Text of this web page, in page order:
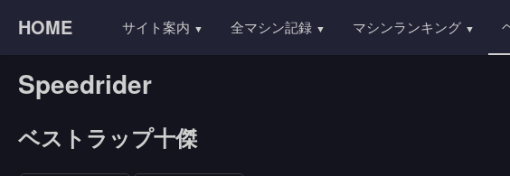
HOME サイト案内 全マシン記録 マシンランキング
Speedrider
ベストラップ十傑